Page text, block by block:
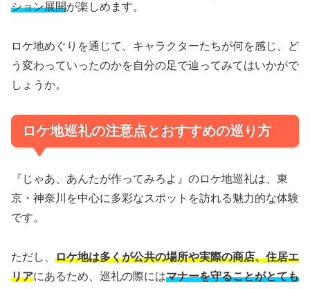
ション展開が楽しめます。
ロケ地めぐりを通じて、キャラクターたちが何を感じ、ど
う変わっていったのかを自分の足で辿ってみてはいかがで
しょうか。
ロケ地巡礼の注意点とおすすめの巡り方
『じゃあ、あんたが作ってみろよ』のロケ地巡礼は、東
京・神奈川を中心に多彩なスポットを訪れる魅力的な体験
です。
ただし、 ロケ地は多くが公共の場所や実際の商店、住居エ
リアにあるため、巡礼の際にはマナーを守ることがとても